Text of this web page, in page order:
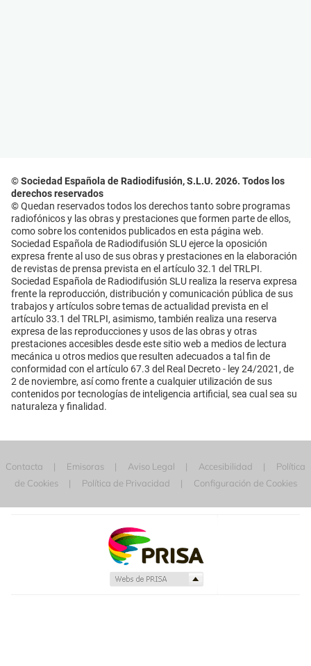
© Sociedad Española de Radiodifusión, S.L.U. 2026. Todos los
derechos reservados
© Quedan reservados todos los derechos tanto sobre programas
radiofónicos y las obras y prestaciones que formen parte de ellos,
como sobre los contenidos publicados en esta página web.
Sociedad Española de Radiodifusión SLU ejerce la oposición
expresa frente al uso de sus obras y prestaciones en la elaboración
de revistas de prensa prevista en el artículo 32.1 del TRLPI.
Sociedad Española de Radiodifusión SLU realiza la reserva expresa
frente la reproducción, distribución y comunicación pública de sus
trabajos y artículos sobre temas de actualidad prevista en el
artículo 33.1 del TRLPI, asimismo, también realiza una reserva
expresa de las reproducciones y usos de las obras y otras
prestaciones accesibles desde este sitio web a medios de lectura
mecánica u otros medios que resulten adecuados a tal fin de
conformidad con el artículo 67.3 del Real Decreto - ley 24/2021, de
2 de noviembre, así como frente a cualquier utilización de sus
contenidos por tecnologías de inteligencia artificial, sea cual sea su
naturaleza y finalidad.
Contacta Emisoras Aviso Legal Accesibilidad
Política
de Cookies
Política de Privacidad Configuración de Cookies